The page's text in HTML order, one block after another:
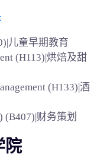
儿童早期教育
(H113)|烘焙及甜
(H133)|酒
(B407)|财务策划
院